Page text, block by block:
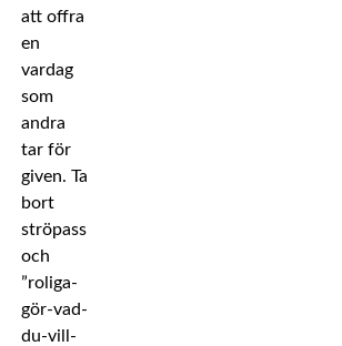
att offra
en
vardag
som
andra
tar för
given. Ta
bort
ströpass
och
”roliga-
gör-vad-
du-vill-